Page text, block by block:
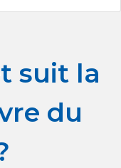
suit la
du